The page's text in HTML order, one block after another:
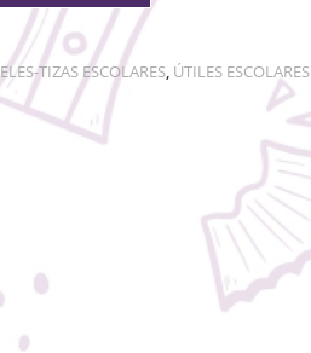
TIZAS ESCOLARES, ÚTILES ESCOLARES